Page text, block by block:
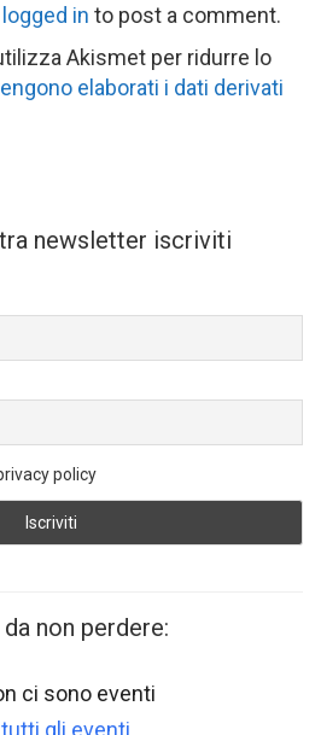
logged in to post a comment.
Akismet per ridurre lo
elaborati i dati derivati
newsletter iscriviti
policy
non perdere:
ci sono eventi
tutti gli eventi